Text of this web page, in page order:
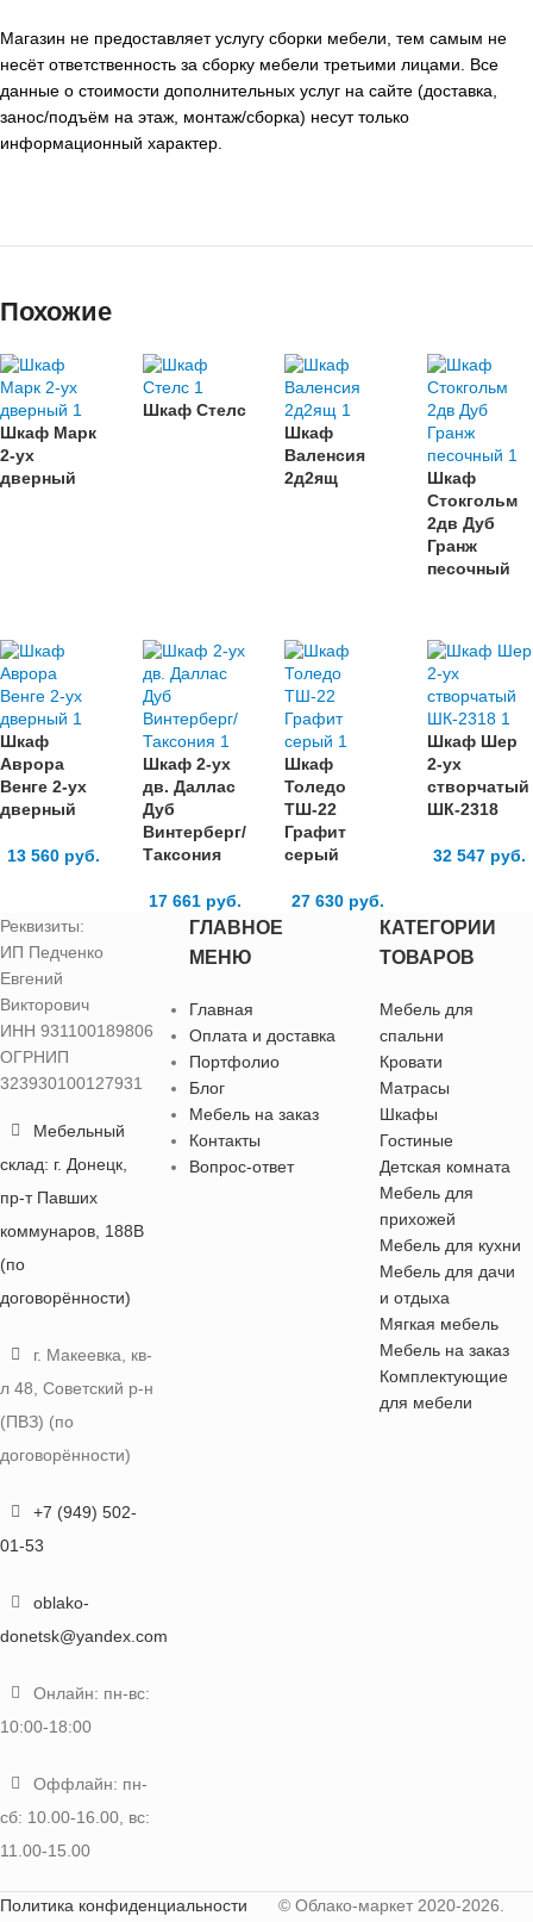
Магазин не предоставляет услугу сборки мебели, тем самым не
несёт ответственность за сборку мебели третьими лицами. Все
данные о стоимости дополнительных услуг на сайте (доставка,
занос/подъём на этаж, монтаж/сборка) несут только
информационный характер.
Похожие
Шкаф Марк
2-ух
дверный
Шкаф Стелс
Шкаф
Валенсия
2д2ящ
Шкаф
Стокгольм
2дв Дуб
Гранж
песочный
Шкаф
Аврора
Венге 2-ух
дверный
13 560руб.
Шкаф 2-ух
дв. Даллас
Дуб
Винтерберг/
Таксония
17 661 руб.
Шкаф
Толедо
ТШ-22
Графит
серый
27 630руб.
Шкаф Шер
2-ух
створчатый
ШК-2318
32 547 руб.
Реквизиты:
ИП Педченко
Евгений
Викторович
ИНН 931100189806
ОГРНИП
323930100127931
Мебельный
склад: г. Донецк,
пр-т Павших
коммунаров, 188В
(по
договорённости)
г. Макеевка, кв-
л 48, Советский р-н
(ПВЗ) (по
договорённости)
+7 (949) 502-
01-53
oblako-
donetsk@yandex.com
Онлайн: пн-вс:
10:00-18:00
Оффлайн: пн-
сб: 10.00-16.00, вс:
11.00-15.00
ГЛАВНОЕ
МЕНЮ
Главная
Оплата и доставка
Портфолио
Блог
Мебель на заказ
Контакты
Вопрос-ответ
КАТЕГОРИИ
ТОВАРОВ
Мебель для
спальни
Кровати
Матрасы
Шкафы
Гостиные
Детская комната
Мебель для
прихожей
Мебель для кухни
Мебель для дачи
и отдыха
Мягкая мебель
Мебель на заказ
Комплектующие
для мебели
Политика конфиденциальности
© Облако-маркет 2020-2026.